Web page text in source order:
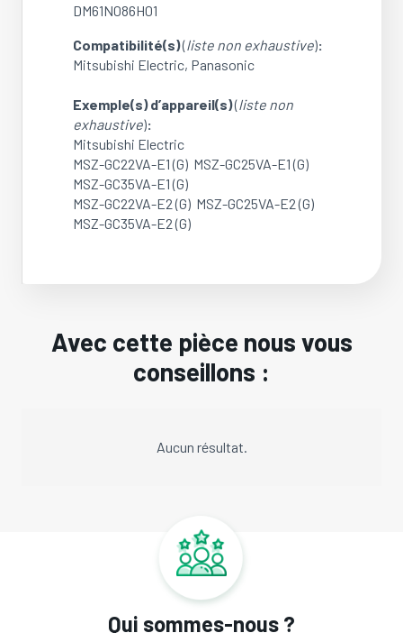
DM61N086H01
Compatibilité(s)(liste non exhaustive):
Mitsubishi Electric, Panasonic
Exemple(s) d’appareil(s)(liste non
exhaustive):
Mitsubishi Electric
MSZ-GC22VA-E1 (G) MSZ-GC25VA-E1 (G)
MSZ-GC35VA-E1 (G)
MSZ-GC22VA-E2 (G) MSZ-GC25VA-E2 (G)
MSZ-GC35VA-E2 (G)
Avec cette pièce nous vous
conseillons :
Aucun résultat.
Qui sommes-nous ?